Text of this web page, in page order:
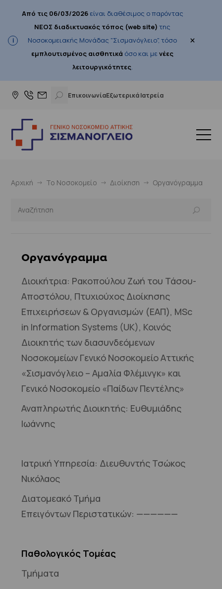
Από τις 06/03/2026είναι διαθέσιμος ο παρόντας
ΝΕΟΣ διαδικτυακός τόπος (web site) της
Νοσοκομειακής Μονάδας "Σισμανόγλειο", τόσο
εμπλουτισμένος αισθητικά όσο και μενέες
λειτουργικότητες.
×
ΕπικοινωνίαΕξωτερικά Ιατρεία
Αρχική Το Νοσοκομείο Διοίκηση Οργανόγραμμα
Οργανόγραμμα
Διοικήτρια: Ρακοπούλου Ζωή του Τάσου-
Αποστόλου, Πτυχιούχος Διοίκησης
Επιχειρήσεων & Οργανισμών (ΕΑΠ), MSc
in Information Systems (UK), Κοινός
Διοικητής των διασυνδεόμενων
Νοσοκομείων Γενικό Νοσοκομείο Αττικής
«Σισμανόγλειο – Αμαλία Φλέμινγκ» και
Γενικό Νοσοκομείο «Παίδων Πεντέλης»
Αναπληρωτής Διοικητής: Ευθυμιάδης
Ιωάννης
Ιατρική Υπηρεσία: Διευθυντής Τσώκος
Νικόλαος
Διατομεακό Τμήμα
Επειγόντων Περιστατικών: ——————
Παθολογικός Τομέας
Τμήματα